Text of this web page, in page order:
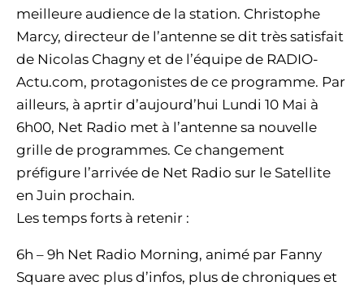
meilleure audience de la station. Christophe
Marcy, directeur de l’antenne se dit très satisfait
de Nicolas Chagny et de l’équipe de RADIO-
Actu.com, protagonistes de ce programme. Par
ailleurs, à aprtir d’aujourd’hui Lundi 10 Mai à
6h00, Net Radio met à l’antenne sa nouvelle
grille de programmes. Ce changement
préfigure l’arrivée de Net Radio sur le Satellite
en Juin prochain.
Les temps forts à retenir :
6h – 9h Net Radio Morning, animé par Fanny
Square avec plus d’infos, plus de chroniques et